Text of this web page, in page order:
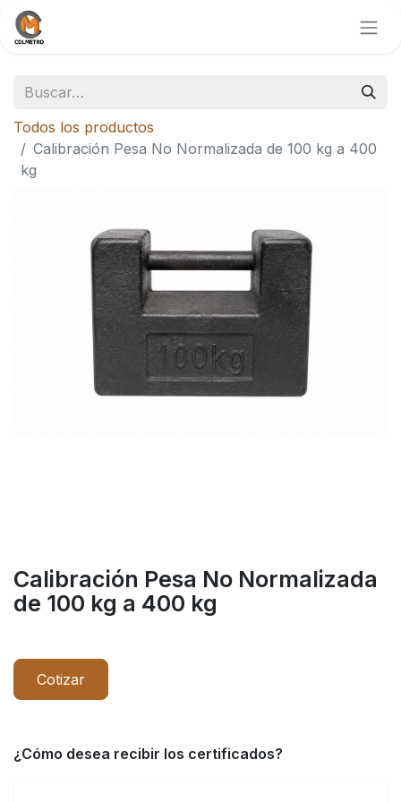
Todos los productos
Calibración Pesa No Normalizada de 100 kg a 400
kg
Calibración Pesa No Normalizada
de 100 kg a 400 kg
Cotizar
¿Cómo desea recibir los certificados?